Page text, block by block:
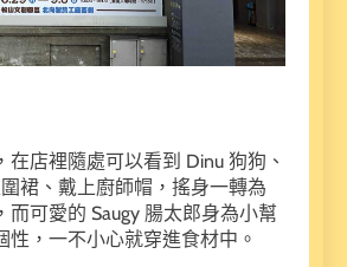
在店裡隨處可以看到 Dinu 狗狗、
裙、戴上廚師帽，搖身一轉為
而可愛的 Saugy 腸太郎身為小幫
性，一不小心就穿進食材中。